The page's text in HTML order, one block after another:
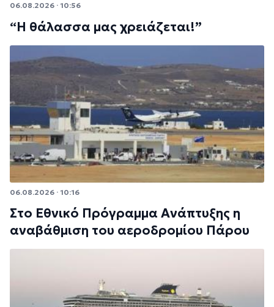
06.08.2026 · 10:56
“Η θάλασσα μας χρειάζεται!”
06.08.2026 · 10:16
Στο Εθνικό Πρόγραμμα Ανάπτυξης η
αναβάθμιση του αεροδρομίου Πάρου